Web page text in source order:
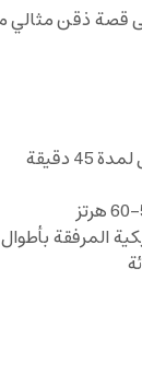
بأطوال 3 , 6 , 9 ملم